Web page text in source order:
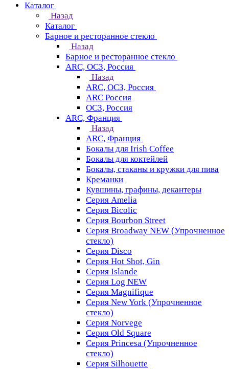
Каталог
Назад
Каталог
Барное и ресторанное стекло
Назад
Барное и ресторанное стекло
ARC, ОСЗ, Россия
Назад
ARC, ОСЗ, Россия
ARC Россия
ОСЗ, Россия
ARC, Франция
Назад
ARC, Франция
Бокалы для Irish Coffee
Бокалы для коктейлей
Бокалы, стаканы и кружки для пива
Креманки
Кувшины, графины, декантеры
Серия Amelia
Серия Bicolic
Серия Bourbon Street
Серия Broadway NEW (Упрочненное
стекло)
Серия Disco
Серия Hot Shot, Gin
Серия Islande
Серия Log NEW
Серия Magnifique
Серия New York (Упрочненное
стекло)
Серия Norvege
Серия Old Square
Серия Princesa (Упрочненное
стекло)
Серия Silhouette